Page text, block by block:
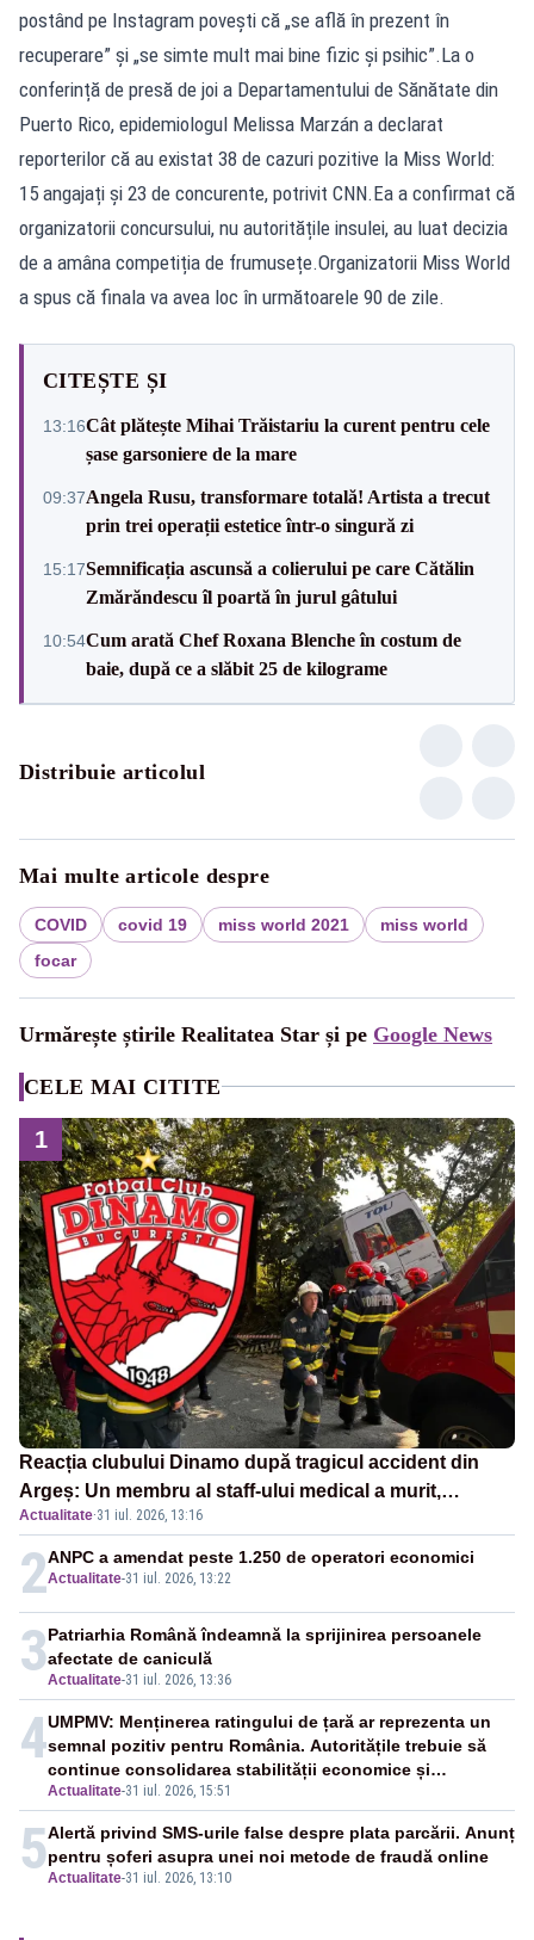
postând pe Instagram povești că „se află în prezent în
recuperare” și „se simte mult mai bine fizic și psihic”.La o
conferință de presă de joi a Departamentului de Sănătate din
Puerto Rico, epidemiologul Melissa Marzán a declarat
reporterilor că au existat 38 de cazuri pozitive la Miss World:
15 angajați și 23 de concurente, potrivit CNN.Ea a confirmat că
organizatorii concursului, nu autoritățile insulei, au luat decizia
de a amâna competiția de frumusețe.Organizatorii Miss World
a spus că finala va avea loc în următoarele 90 de zile.
CITEȘTE ȘI
13:16Cât plătește Mihai Trăistariu la curent pentru cele
șase garsoniere de la mare
09:37Angela Rusu, transformare totală! Artista a trecut
prin trei operații estetice într-o singură zi
15:17Semnificația ascunsă a colierului pe care Cătălin
Zmărăndescu îl poartă în jurul gâtului
10:54Cum arată Chef Roxana Blenche în costum de
baie, după ce a slăbit 25 de kilograme
Distribuie articolul
Mai multe articole despre
COVID covid 19 miss world 2021
miss world
focar
Urmărește știrile Realitatea Star și pe Google News
CELE MAI CITITE
1
Reacția clubului Dinamo după tragicul accident din
Argeș: Un membru al staff-ului medical a murit,
antrenorul Adrian Ropotan este în spital
Actualitate·31 iul. 2026, 13:16
2Actualitate-31 iul. 2026, 13:22
ANPC a amendat peste 1.250 de operatori economici
3Actualitate-31 iul. 2026, 13:36
Patriarhia Română îndeamnă la sprijinirea persoanele
afectate de caniculă
4
Actualitate-31 iul. 2026, 15:51
UMPMV: Menținerea ratingului de țară ar reprezenta un
semnal pozitiv pentru România. Autoritățile trebuie să
continue consolidarea stabilității economice și
financiare
5Actualitate-31 iul. 2026, 13:10
Alertă privind SMS-urile false despre plata parcării. Anunț
pentru șoferi asupra unei noi metode de fraudă online